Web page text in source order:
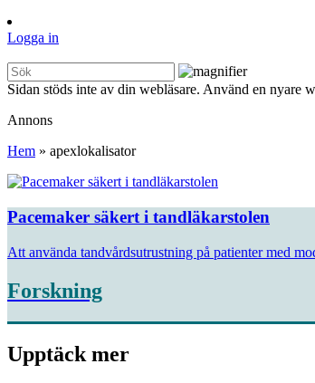
Logga in
Sidan stöds inte av din webläsare. Använd en nyare
Annons
Hem » apexlokalisator
Pacemaker säkert i tandläkarstolen
Att använda tandvårdsutrustning på patienter med
Forskning
Upptäck mer